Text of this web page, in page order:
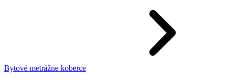
Bytové metrážne koberce